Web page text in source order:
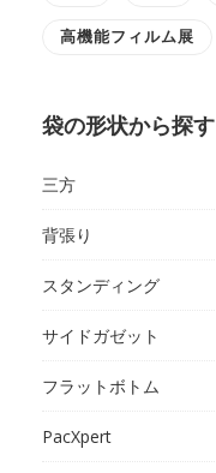
高機能フィルム展
袋の形状から探す
三方
背張り
スタンディング
サイドガゼット
フラットボトム
PacXpert